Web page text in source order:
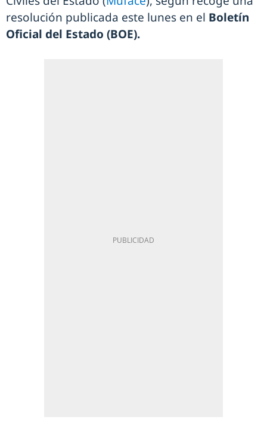
resolución publicada este lunes en el Boletín
Oficial del Estado (BOE).